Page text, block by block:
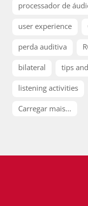
processador de
user experience
perda auditiva
bilateral tips
listening activities
Carregar mais...